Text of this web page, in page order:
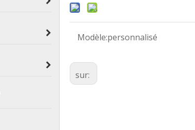
Modèle:personnalisé
sur: